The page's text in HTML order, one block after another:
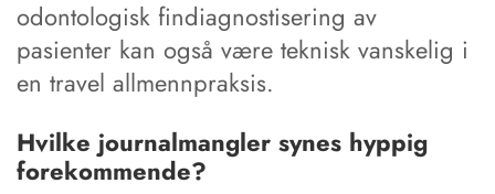
odontologisk findiagnostisering av
pasienter kan også være teknisk vanskelig i
en travel allmennpraksis.
Hvilke journalmangler synes hyppig
forekommende?